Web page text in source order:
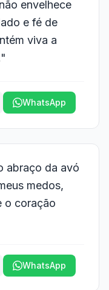
envelhece
e fé de
viva a
WhatsApp
abraço da avó
medos,
o coração
WhatsApp